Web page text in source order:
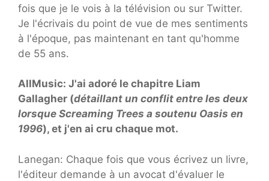
fois que je le vois à la télévision ou sur Twitter.
Je l'écrivais du point de vue de mes sentiments
à l'époque, pas maintenant en tant qu'homme
de 55 ans.
AllMusic: J'ai adoré le chapitre Liam
Gallagher (détaillant un conflit entre les deux
lorsque Screaming Trees a soutenu Oasis en
1996), et j'en ai cru chaque mot.
Lanegan: Chaque fois que vous écrivez un livre,
l'éditeur demande à un avocat d'évaluer le